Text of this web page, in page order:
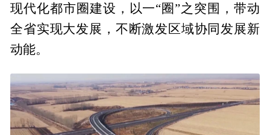
现代化都市圈建设，以一“圈”之突围，带动
全省实现大发展，不断激发区域协同发展新
动能。